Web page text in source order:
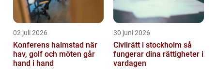
02 juli 2026
Konferens halmstad när
hav, golf och möten går
hand i hand
30 juni 2026
Civilrätt i stockholm så
fungerar dina rättigheter i
vardagen